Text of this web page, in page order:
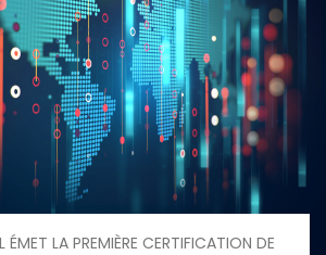
LA PREMIÈRE CERTIFICATION DE